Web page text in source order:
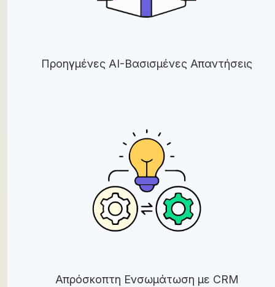
Προηγμένες AI-Βασισμένες Απαντήσεις
Απρόσκοπτη Ενσωμάτωση με CRM